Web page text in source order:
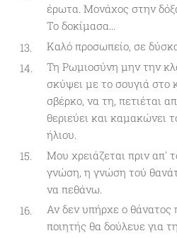
έρωτα. Μονάχος στην
Το δοκίμασα...
Καλό προσωπείο, σε
Τη Ρωμιοσύνη μην την
σκύψει με το σουγιά στο
σβέρκο, να τη, πετιέται
θεριεύει και καμακώνει
ήλιου.
Μου χρειάζεται πριν απ'
γνώση, η γνώση τού
να πεθάνω.
Αν δεν υπήρχε ο θάνατος
ποιητής θα δούλευε για